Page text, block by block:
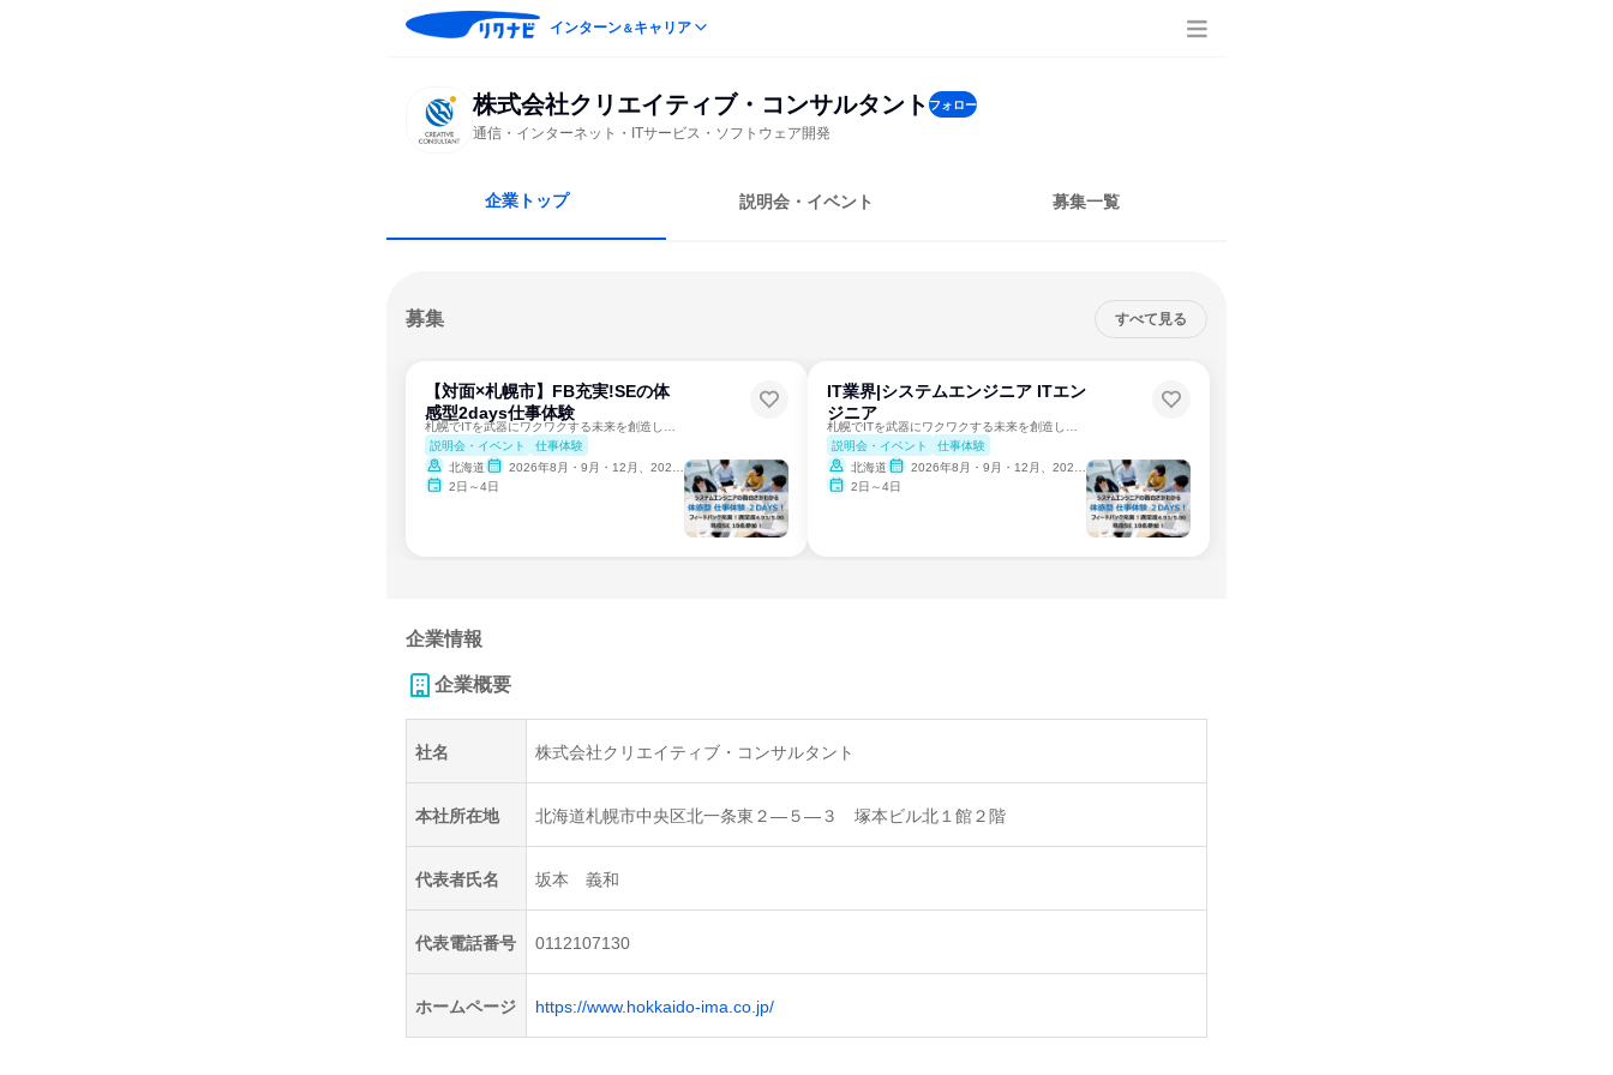
インターン＆キャリア
株式会社クリエイティブ・コンサルタント フォロー
通信・インターネット・ITサービス・ソフトウェア開発
企業トップ 説明会・イベント 募集一覧
募集 すべて見る
【対面×札幌市】FB充実!SEの体
感型2days仕事体験
説明会・イベント
仕事体験
北海道
2026年8月・9月・12月、2027年2月
2日～4日
IT業界|システムエンジニア ITエン
ジニア
説明会・イベント
仕事体験
北海道
2026年8月・9月・12月、2027年2月
2日～4日
企業情報
企業概要
社名 株式会社クリエイティブ・コンサルタント
本社所在地 北海道札幌市中央区北一条東２―５―３ 塚本ビル北１館２階
代表者氏名 坂本 義和
代表電話番号 0112107130
ホームページ https://www.hokkaido-ima.co.jp/